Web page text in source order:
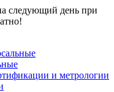
следующий день при
и метрологии